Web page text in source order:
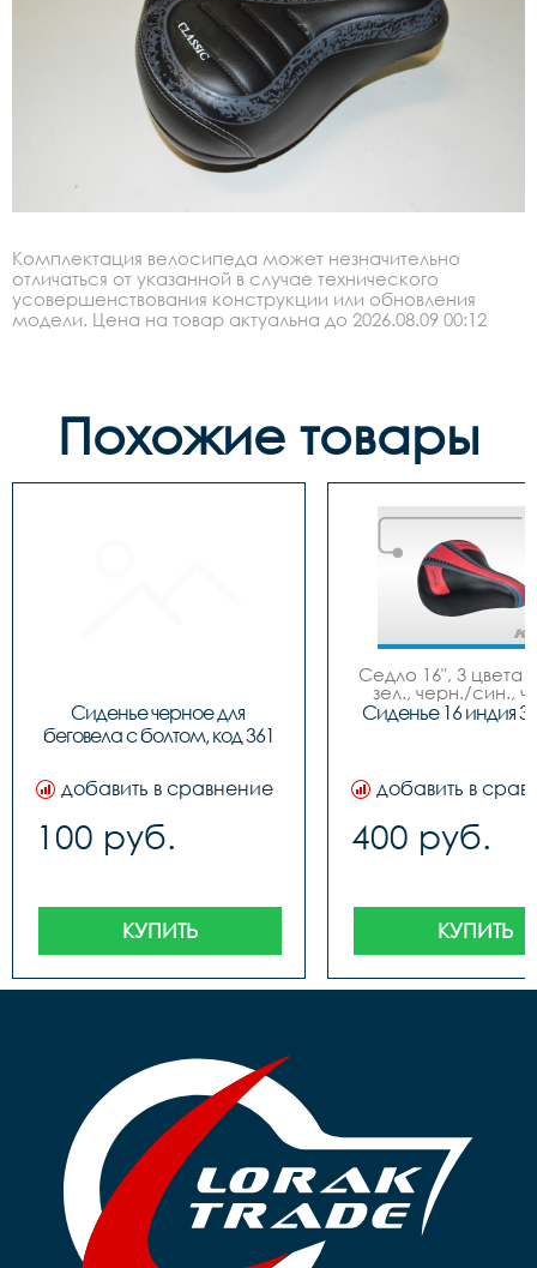
Комплектация велосипеда может незначительно
отличаться от указанной в случае технического
усовершенствования конструкции или обновления
модели. Цена на товар актуальна до 2026.08.09 00:12
Похожие товары
Сиденье черное для
беговела с болтом, код 361
добавить в сравнение
100 руб.
КУПИТЬ
Седло 16", 3 цвета
зел., черн./син.,
красн.), NEW
Сиденье 16 индия
добавить в
400 руб.
КУПИТЬ